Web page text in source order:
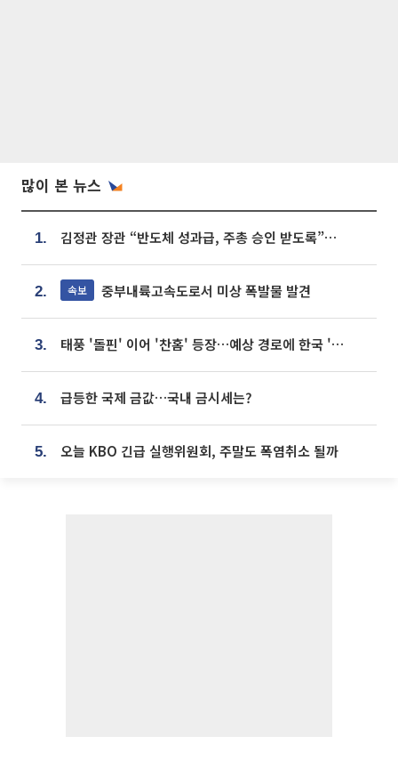
많이 본 뉴스
1. 김정관 장관 “반도체 성과급, 주총 승인 받도록”…상법·자본시장법 개정 시사
2. 속보 중부내륙고속도로서 미상 폭발물 발견
3. 태풍 '돌핀' 이어 '찬홈' 등장…예상 경로에 한국 '한숨'
4. 급등한 국제 금값…국내 금시세는?
5. 오늘 KBO 긴급 실행위원회, 주말도 폭염취소 될까